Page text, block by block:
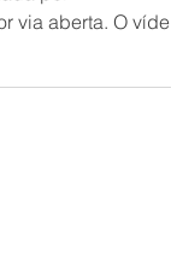
via aberta. O vídeo